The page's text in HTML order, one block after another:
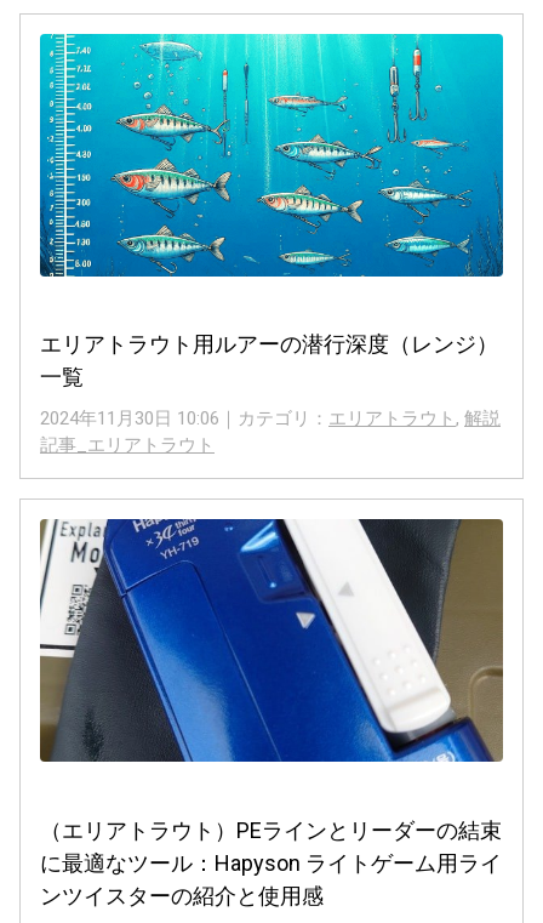
エリアトラウト用ルアーの潜行深度（レンジ）
一覧
2024年11月30日 10:06｜カテゴリ： エリアトラウト , 解説
記事_エリアトラウト
（エリアトラウト）PEラインとリーダーの結束
に最適なツール：Hapyson ライトゲーム用ライ
ンツイスターの紹介と使用感